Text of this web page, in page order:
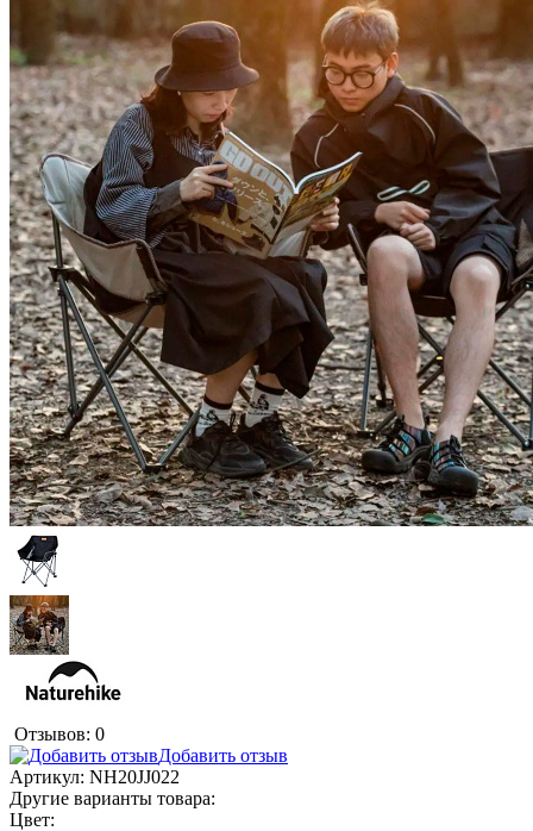
Отзывов: 0
Добавить отзыв
Артикул: NH20JJ022
Другие варианты товара:
Цвет: